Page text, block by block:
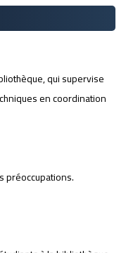
qui supervise
en coordination
préoccupations.